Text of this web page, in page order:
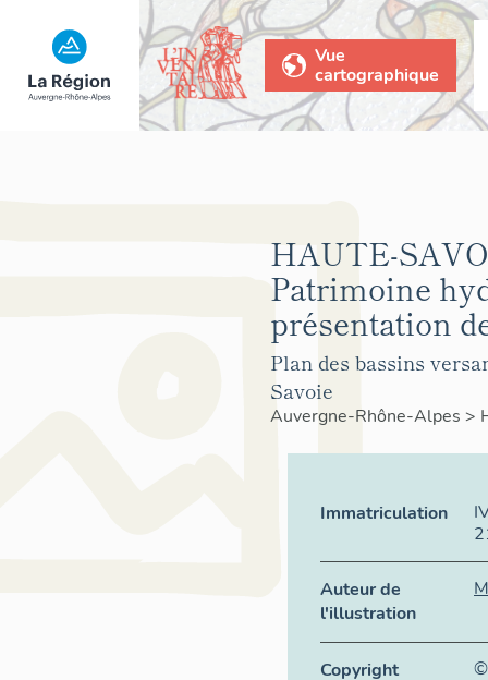
Vue
cartographique
HAUTE-
Patrimoine
présentation
Plan des bassins
Savoie
Auvergne-Rhône-Alpes >
Immatriculation
Auteur de
l'illustration
Copyright
©